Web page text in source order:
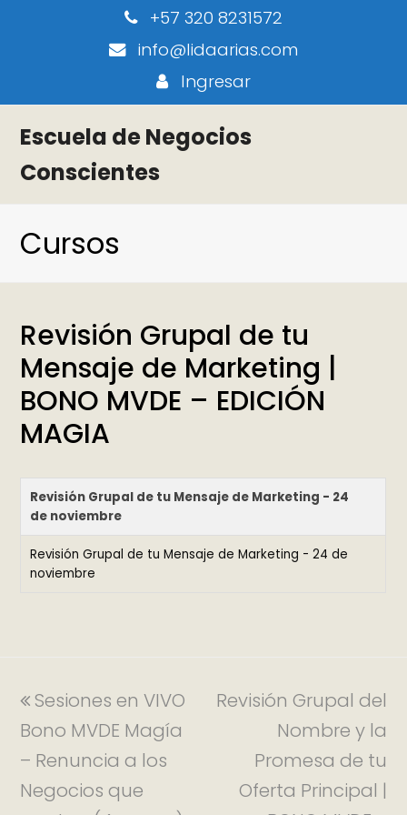
+57 320 8231572
info@lidaarias.com
Ingresar
Escuela de Negocios
Conscientes
Cursos
Revisión Grupal de tu
Mensaje de Marketing |
BONO MVDE – EDICIÓN
MAGIA
Revisión Grupal de tu Mensaje de Marketing - 24
de noviembre
Revisión Grupal de tu Mensaje de Marketing - 24 de
noviembre
Sesiones en VIVO
Bono MVDE Magía
– Renuncia a los
Negocios que
Revisión Grupal del
Nombre y la
Promesa de tu
Oferta Principal |